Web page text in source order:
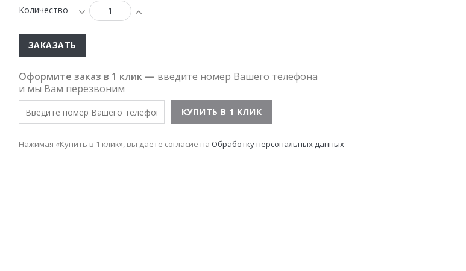
Количество
ЗАКАЗАТЬ
Оформите заказ в 1 клик — введите номер Вашего телефона
и мы Вам перезвоним
Нажимая «Купить в 1 клик», вы даёте согласие на Обработку персональных данных